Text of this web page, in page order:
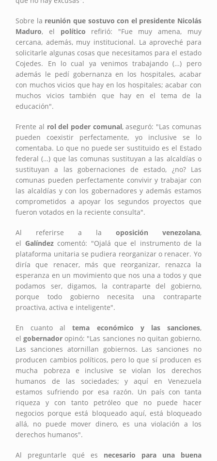
Sobre la reunión que sostuvo con el presidente Nicolás
Maduro, el político refirió: "Fue muy amena, muy
cercana, además, muy institucional. La aproveché para
solicitarle algunas cosas que necesitamos para el estado
Cojedes. En lo cual ya venimos trabajando (…) pero
además le pedí gobernanza en los hospitales, acabar
con muchos vicios que hay en los hospitales; acabar con
muchos vicios también que hay en el tema de la
educación".
Frente al rol del poder comunal, aseguró: "Las comunas
pueden coexistir perfectamente, yo inclusive se lo
comentaba. Lo que no puede ser sustituido es el Estado
federal (…) que las comunas sustituyan a las alcaldías o
sustituyan a las gobernaciones de estado, ¿no? Las
comunas pueden perfectamente convivir y trabajar con
las alcaldías y con los gobernadores y además estamos
comprometidos a apoyar los segundos proyectos que
fueron votados en la reciente consulta".
Al referirse a la oposición venezolana,
el Galíndezcomentó: "Ojalá que el instrumento de la
plataforma unitaria se pudiera reorganizar o renacer. Yo
diría que renacer, más que reorganizar, renazca la
esperanza en un movimiento que nos una a todos y que
podamos ser, digamos, la contraparte del gobierno,
porque todo gobierno necesita una contraparte
proactiva, activa e inteligente".
En cuanto altema económico y las sanciones,
elgobernador opinó: "Las sanciones no quitan gobierno.
Las sanciones atornillan gobiernos. Las sanciones no
producen cambios políticos, pero lo que sí producen es
mucha pobreza e inclusive se violan los derechos
humanos de las sociedades; y aquí en Venezuela
estamos sufriendo por esa razón. Un país con tanta
riqueza y con tanto petróleo que no puede hacer
negocios porque está bloqueado aquí, está bloqueado
allá, no puede mover dinero, es una violación a los
derechos humanos".
Al preguntarle qué es necesario para una buena